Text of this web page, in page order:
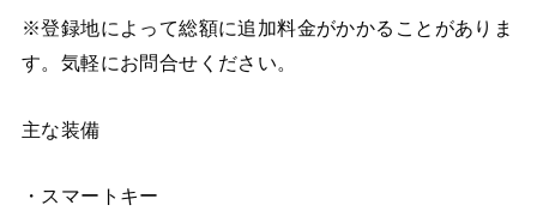
※登録地によって総額に追加料金がかかることがありま
す。気軽にお問合せください。
主な装備
・スマートキー